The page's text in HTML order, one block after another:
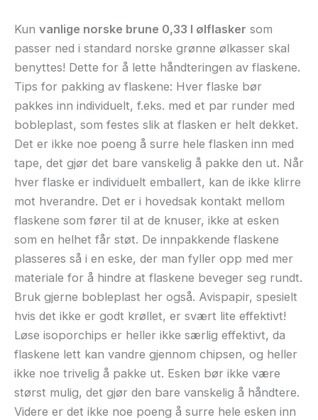
Kun vanlige norske brune 0,33 l ølflasker som
passer ned i standard norske grønne ølkasser skal
benyttes! Dette for å lette håndteringen av flaskene.
Tips for pakking av flaskene: Hver flaske bør
pakkes inn individuelt, f.eks. med et par runder med
bobleplast, som festes slik at flasken er helt dekket.
Det er ikke noe poeng å surre hele flasken inn med
tape, det gjør det bare vanskelig å pakke den ut. Når
hver flaske er individuelt emballert, kan de ikke klirre
mot hverandre. Det er i hovedsak kontakt mellom
flaskene som fører til at de knuser, ikke at esken
som en helhet får støt. De innpakkende flaskene
plasseres så i en eske, der man fyller opp med mer
materiale for å hindre at flaskene beveger seg rundt.
Bruk gjerne bobleplast her også. Avispapir, spesielt
hvis det ikke er godt krøllet, er svært lite effektivt!
Løse isoporchips er heller ikke særlig effektivt, da
flaskene lett kan vandre gjennom chipsen, og heller
ikke noe trivelig å pakke ut. Esken bør ikke være
størst mulig, det gjør den bare vanskelig å håndtere.
Videre er det ikke noe poeng å surre hele esken inn